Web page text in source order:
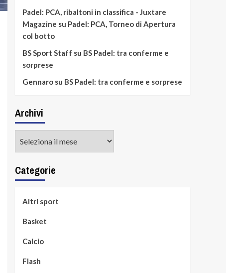
Padel: PCA, ribaltoni in classifica - Juxtare
Magazine su Padel: PCA, Torneo di Apertura
col botto
BS Sport Staff su BS Padel: tra conferme e
sorprese
Gennarosu BS Padel: tra conferme e sorprese
Archivi
Categorie
Altri sport
Basket
Calcio
Flash